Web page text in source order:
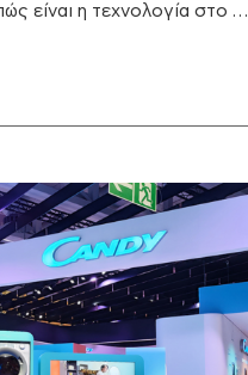
είναι η τεχνολογία στο …